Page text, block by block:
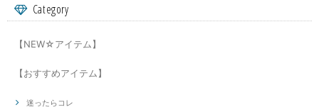
Category
【NEW☆アイテム】
【おすすめアイテム】
迷ったらコレ